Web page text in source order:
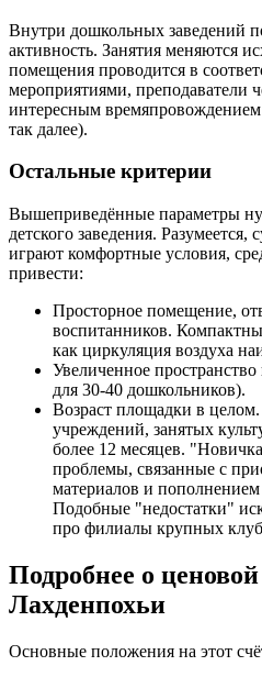
Внутри дошкольных заведений
активность. Занятия меняются
помещения проводится в
мероприятиями, преподаватели
интересным
так далее).
Остальные критерии
Вышеприведённые параметры
детского заведения.
играют комфортные условия,
привести:
Просторное помещение,
воспитанников.
как циркуляция воздуха
Увеличенное
для 30-40 дошкольников).
Возраст площадки в
учреждений, занятых
более 12 месяцев.
проблемы, связанные с
материалов и
Подобные "недостатки"
про филиалы крупных
Подробнее о
Лахденпохьи
Основные положения на этот